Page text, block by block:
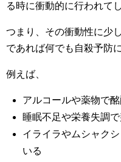
る時に衝動的に行われて
つまり、その衝動性に少
であれば何でも自殺予防
例えば、
アルコールや薬物で
睡眠不足や栄養失調
イライラやムシャク
いる